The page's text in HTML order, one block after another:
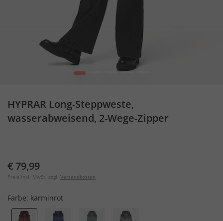
1
HYPRAR Long-Steppweste,
wasserabweisend, 2-Wege-Zipper
€ 79,99
Preis inkl. MwSt. zzgl. Versandkosten
Farbe: karminrot